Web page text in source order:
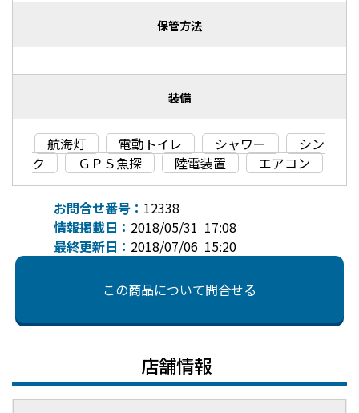
保管方法
装備
航海灯 電動トイレ シャワー
シン
ク
ＧＰＳ魚探 陸電装置 エアコン
お問合せ番号： 12338
情報掲載日： 2018/05/31 17:08
最終更新日： 2018/07/06 15:20
この商品について問合せる
店舗情報